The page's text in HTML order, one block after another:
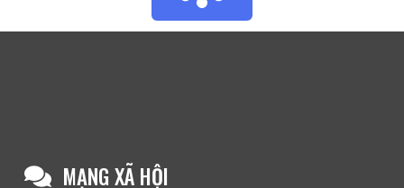
MẠNG XÃ HỘI